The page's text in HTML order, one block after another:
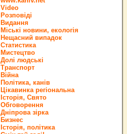
Video
Розповіді
Видання
Міські новини, екологія
Нещасний випадок
Статистика
Мистецтво
Долі людські
Транспорт
Війна
Політика, канів
Цікавинка регіональна
Історія, Свято
Обговорення
Дніпрова зірка
Бизнес
Історія, політика